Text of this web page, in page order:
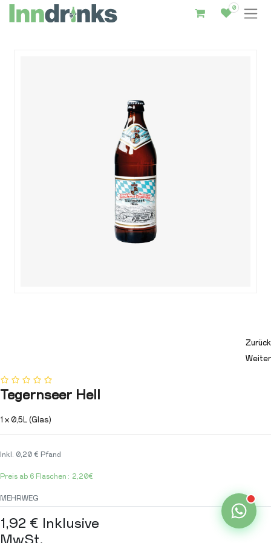
0
Zurück
Weiter
Tegernseer Hell
1 x 0,5L (Glas)
Inkl. 0,20 € Pfand
Preis ab 6 Flaschen: 2,20€
MEHRWEG
1,92 €
Inklusive
MwSt.